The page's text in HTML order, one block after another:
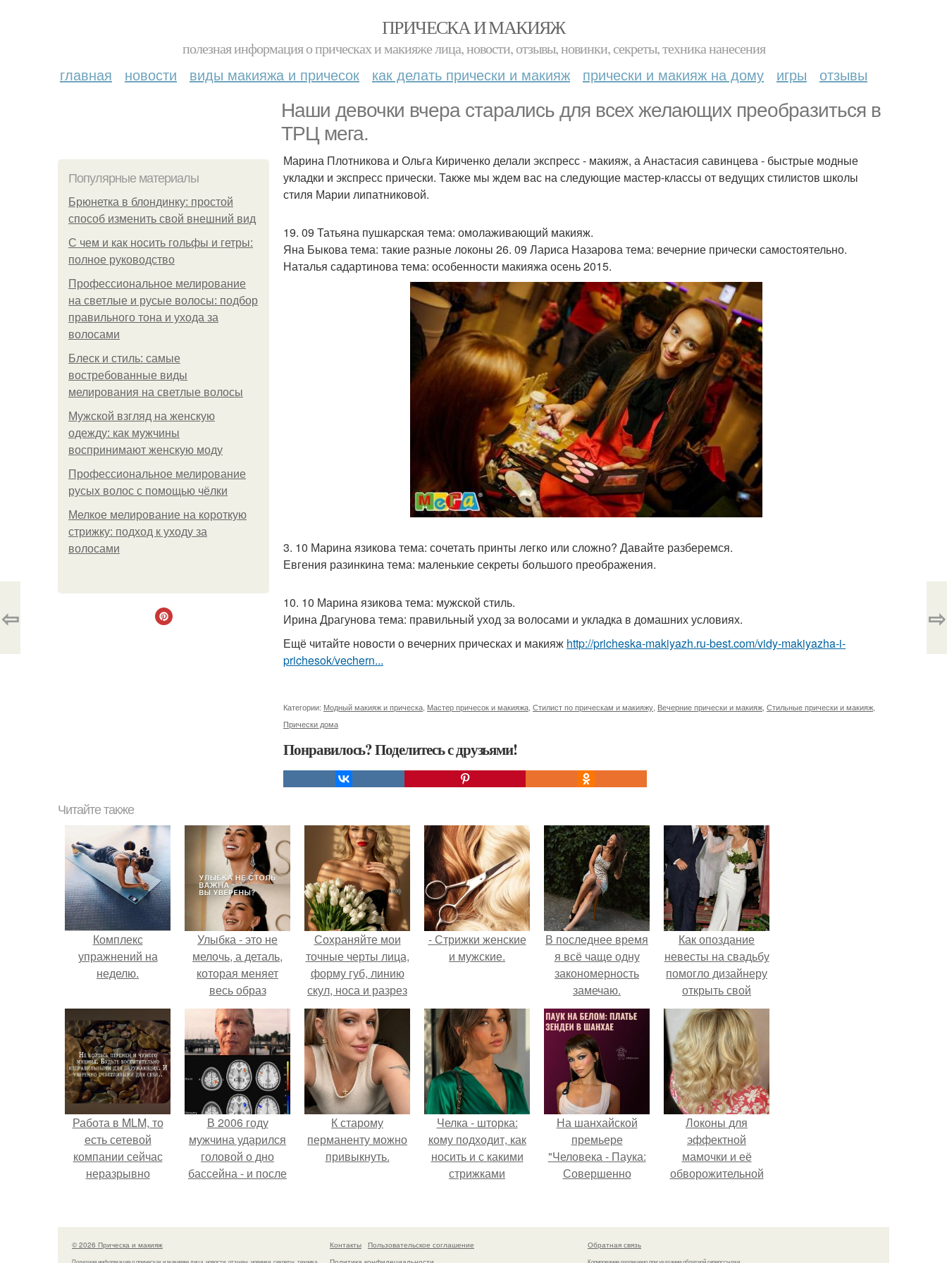
ПРИЧЕСКА И МАКИЯЖ
полезная информация о прическах и макияже лица, новости, отзывы, новинки, секреты, техника нанесения
главная новости виды макияжа и причесок как делать прически и макияж прически и макияж на дому игры отзывы
Наши девочки вчера старались для всех желающих преобразиться в
ТРЦ мега.
Популярные материалы
Брюнетка в блондинку: простой
способ изменить свой внешний вид
С чем и как носить гольфы и гетры:
полное руководство
Профессиональное мелирование
на светлые и русые волосы: подбор
правильного тона и ухода за
волосами
Блеск и стиль: самые
востребованные виды
мелирования на светлые волосы
Мужской взгляд на женскую
одежду: как мужчины
воспринимают женскую моду
Профессиональное мелирование
русых волос с помощью чёлки
Мелкое мелирование на короткую
стрижку: подход к уходу за
волосами
Марина Плотникова и Ольга Кириченко делали экспресс - макияж, а Анастасия савинцева - быстрые модные
укладки и экспресс прически. Также мы ждем вас на следующие мастер-классы от ведущих стилистов школы
стиля Марии липатниковой.
19. 09 Татьяна пушкарская тема: омолаживающий макияж.
Яна Быкова тема: такие разные локоны 26. 09 Лариса Назарова тема: вечерние прически самостоятельно.
Наталья садартинова тема: особенности макияжа осень 2015.
3. 10 Марина язикова тема: сочетать принты легко или сложно? Давайте разберемся.
Евгения разинкина тема: маленькие секреты большого преображения.
10. 10 Марина язикова тема: мужской стиль.
Ирина Драгунова тема: правильный уход за волосами и укладка в домашних условиях.
Ещё читайте новости о вечерних прическах и макияж http://pricheska-makiyazh.ru-best.com/vidy-makiyazha-i-
prichesok/vechern...
Категории: Модный макияж и прическа Мастер причесок и макияжа Стилист по прическам и макияжу Вечерние прически и макияж Стильные прически и макияж
Прически дома
Понравилось? Поделитесь с друзьями!
⇦ ⇨
Читайте также
Комплекс
упражнений на
неделю.
Улыбка - это не
мелочь, а деталь,
которая меняет
весь образ
человека.
Сохраняйте мои
точные черты лица,
форму губ, линию
скул, носа и разрез
глаз.
- Стрижки женские
и мужские.
В последнее время
я всё чаще одну
закономерность
замечаю.
Как опоздание
невесты на свадьбу
помогло дизайнеру
открыть свой
бренд.
Работа в MLM, то
есть сетевой
компании сейчас
неразрывно
своей страницы в
соц сетях.
В 2006 году
мужчина ударился
головой о дно
бассейна - и после
странным образом.
К старому
перманенту можно
привыкнуть.
Челка - шторка:
кому подходит, как
носить и с какими
стрижками
На шанхайской
премьере
"Человека - Паука:
Совершенно
просто очередной
наряд, а настоящий
артефакт высокой
Локоны для
эффектной
мамочки и её
обворожительной
© 2026 Прическа и макияж
Полезная информация о прическах и макияже лица, новости, отзывы, новинки, секреты, техника
Контакты
Пользовательское соглашение
Обратная связь
Копирование разрешено при указании обратной гиперссылки.